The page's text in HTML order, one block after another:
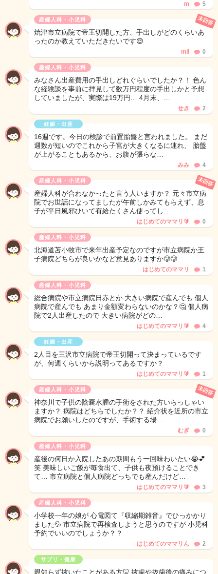
m 5
産婦人科・小児科
焼津市立病院で帝王切開した方、手出しがどのくらいあ
ったのか教えていただきたいです😌
未回答
mii 0
産婦人科・小児科
みなさん出産費用の手出しどれぐらいでしたか？！ 色ん
な経験談を事前に拝見して数万円程度の手出しかと予想
していましたが、実際は19万円… 4月末、…
せき 2
妊娠・出産
16週です。今日の検診で前置胎盤と言われました。 まだ
週数が短いのでこれから子宮が大きくなるに連れ、 胎盤
が上がることもあるから、お腹が張らな…
みみ 4
産婦人科・小児科
産婦人科が合わなかったと言う人いますか？ 元々市立病
院でお世話になってましたが午前しかみてもらえず、息
子が平日風邪ひいて有給たくさん使ってし…
未回答
はじめてのママリ🔰 0
産婦人科・小児科
北海道苫小牧市で来年出産予定なのですが市立病院か王
子病院どちらが良いかなど意見ありますか🥲🥲
はじめてのママリ 1
産婦人科・小児科
総合病院や市立病院日赤とか 大きい病院で産んでも 個人
病院で産んでも あまり金額変わらないのかな？🤔 個人病
院で2人出産したので 大きい病院がどの…
はじめてのママリ🔰 4
妊娠・出産
2人目を三沢市立病院で帝王切開って決まっているです
が、何週くらいから説明ってあるですか？
はじめてのママリ🔰 1
産婦人科・小児科
神奈川で子供の陰嚢水腫の手術をされた方いらっしゃい
ますか？ 病院はどちらでしたか？？ 紹介状を近所の市立
病院でお願いしたのですが、手術する場…
未回答
むぎ 0
産婦人科・小児科
産後の何日か入院したあの期間もう一回味わいたい😭💕
笑 美味しいご飯が毎食出て、子供も夜預けることでき
て… 市立病院と個人病院どっちでも産んだけど…
はじめてのママリ🔰 3
産婦人科・小児科
小学校一年の娘が 心電図て『収縮期雑音』でひっかかり
ました💦 市立病院で再検査しようと思うのですが 小児科
予約でいいのでしょうか？？
はじめてのママリん 2
サプリ・健康
親知らず抜いたことがある方🦷 抜歯や抜歯後の痛みにつ